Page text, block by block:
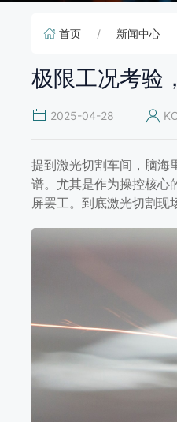
极限工况考
何打造高防
提到激光切割车间，脑
首页 新闻中心
极限工况考验
2025-04-28
提到激光切割车间，脑海
谱。尤其是作为操控核心
屏罢工。到底激光切割现